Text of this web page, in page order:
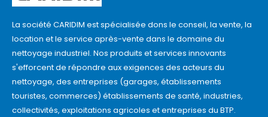
La société CARIDIM est spécialisée dons le conseil, la vente, la
location et le service après-vente dans le domaine du
nettoyage industriel. Nos produits et services innovants
s'efforcent de répondre aux exigences des acteurs du
nettoyage, des entreprises (garages, établissements
touristes, commerces) établissements de santé, industries,
collectivités, exploitations agricoles et entreprises du BTP.